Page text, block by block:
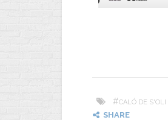
#CALÓ DE S'OLI
SHARE